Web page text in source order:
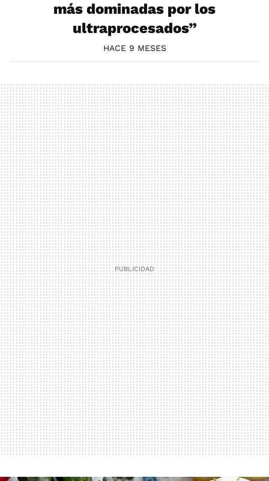
más dominadas por los
ultraprocesados”
HACE 9 MESES